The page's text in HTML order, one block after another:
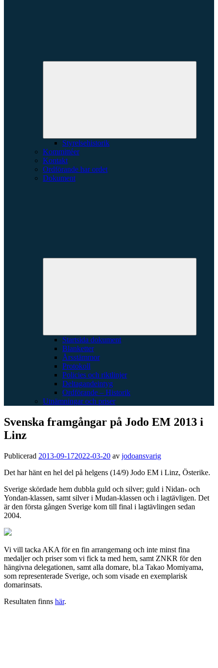
Styrelsehistorik
Kommittéer
Kontakt
Ordförande har ordet
Dokument
Startsida dokument
Blanketter
Årsstämmor
Protokoll
Policies och riktlinjer
Deltagandeintyg
Ordförande – Historik
Utnämningar och priser
Svenska framgångar på Jodo EM 2013 i
Linz
Publicerad 2013-09-172022-03-20 av jodoansvarig
Det har hänt en hel del på helgens (14/9) Jodo EM i Linz, Österike.
Sverige skördade hem dubbla guld och silver; guld i Nidan- och
Yondan-klassen, samt silver i Mudan-klassen och i lagtävligen. Det
är den första gången Sverige kom till final i lagtävlingen sedan
2004.
Vi vill tacka AKA för en fin arrangemang och inte minst fina
medaljer och priser som vi fick ta med hem, samt ZNKR för den
hängivna delegationen, samt alla domare, bl.a Takao Momiyama,
som representerade Sverige, och som visade en exemplarisk
domarinsats.
Resultaten finns här.